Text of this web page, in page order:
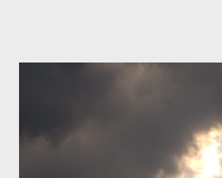
uğraşacağım. Hedefler nasıl gidiyor
almamaya devam. Arkadaşlarım ve
almadan da bir çok farklı kitap